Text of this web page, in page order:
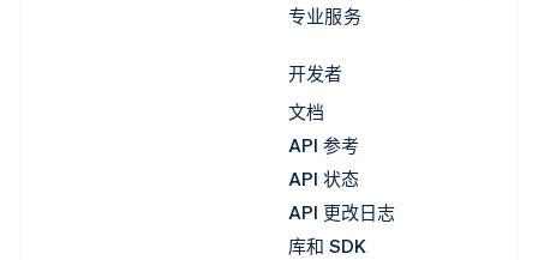
专业服务
开发者
文档
API 参考
API 状态
API 更改日志
库和 SDK